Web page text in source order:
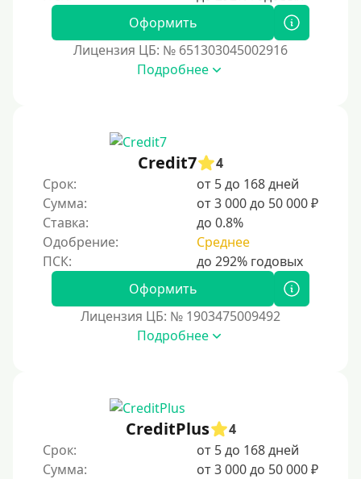
Оформить
Лицензия ЦБ: № 651303045002916
Подробнее
Credit7
4
Срок:
от 5 до 168 дней
Сумма:
от 3 000 до 50 000 ₽
Ставка:
до 0.8%
Одобрение:
Среднее
Оформить
Лицензия ЦБ: № 1903475009492
Подробнее
CreditPlus
4
Срок:
от 5 до 168 дней
Сумма:
от 3 000 до 50 000 ₽